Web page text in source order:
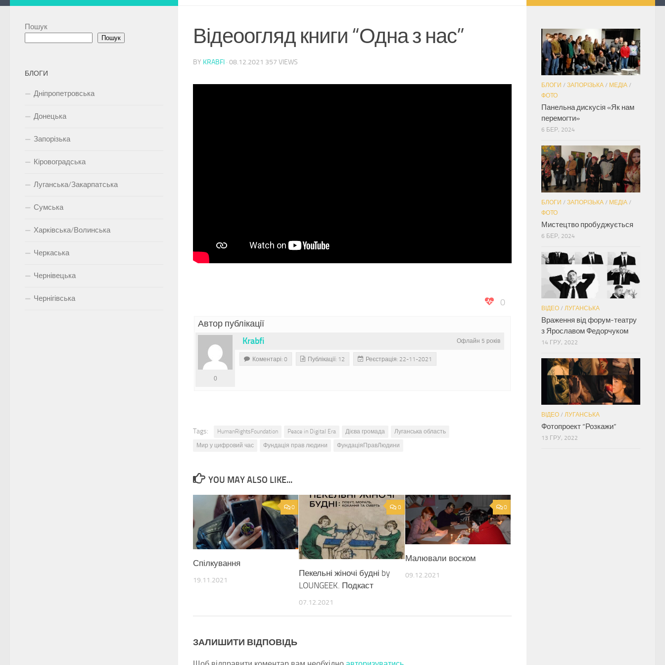
Відеоогляд книги “Одна з нас”
BY KRABFI · 08.12.2021 357 VIEWS
0
Автор публікації
Офлайн 5 років
Krabfi
0
Коментарі: 0 Публікації: 12 Реєстрація: 22-11-2021
Tags: HumanRightsFoundation Peace in Digital Era Дієва громада
Луганська область
Мир у цифровий час
Фундація прав людини ФундаціяПравЛюдини
YOU MAY ALSO LIKE...
0
Спілкування
19.11.2021
0
Пекельні жіночі будні by
LOUNGEEK. Подкаст
07.12.2021
0
Малювали воском
09.12.2021
ЗАЛИШИТИ ВІДПОВІДЬ
Пошук
Пошук
БЛОГИ
Дніпропетровська
Донецька
Запорізька
Кіровоградська
Луганська/Закарпатська
Сумська
Харківська/Волинська
Черкаська
Чернівецька
Чернігівська
БЛОГИ / ЗАПОРІЗЬКА / МЕДІА /
ФОТО
Панельна дискусія «Як нам
перемогти»
6 БЕР, 2024
БЛОГИ / ЗАПОРІЗЬКА / МЕДІА /
ФОТО
Мистецтво пробуджується
6 БЕР, 2024
ВІДЕО / ЛУГАНСЬКА
Враження від форум-театру
з Ярославом Федорчуком
14 ГРУ, 2022
ВІДЕО / ЛУГАНСЬКА
Фотопроект “Розкажи”
13 ГРУ, 2022